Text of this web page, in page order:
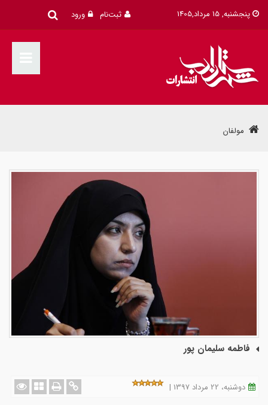
پنجشنبه, 15 مرداد,1405 ثبت‌نام ورود
مولفان
فاطمه سلیمان پور
دوشنبه، 22 مرداد 1397 |